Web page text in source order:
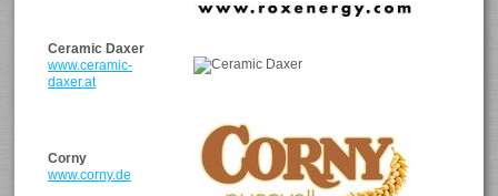
Ceramic Daxer
www.ceramic-
daxer.at
Corny
www.corny.de